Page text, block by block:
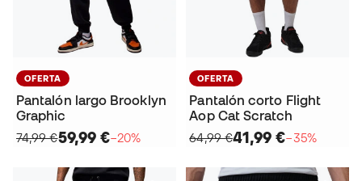
OFERTA
Pantalón largo Brooklyn
Graphic
74,99 €59,99 €−20%
OFERTA
Pantalón corto Flight
Aop Cat Scratch
64,99 €41,99 €−35%